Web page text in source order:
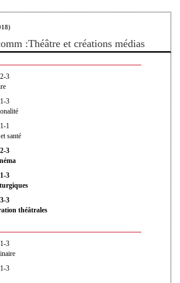
:Théâtre et créations médias
3
3
1
santé
3
3
3
théâtrales
3
3